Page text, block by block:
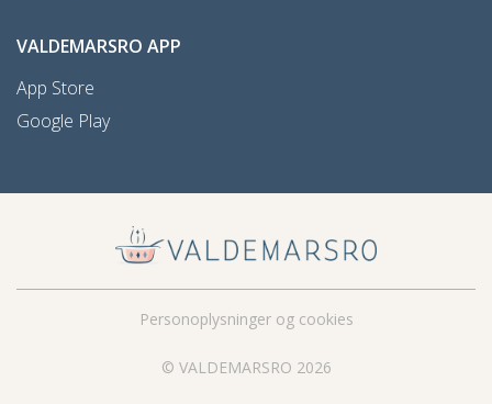
VALDEMARSRO APP
App Store
Google Play
© VALDEMARSRO 2026
Personoplysninger og cookies